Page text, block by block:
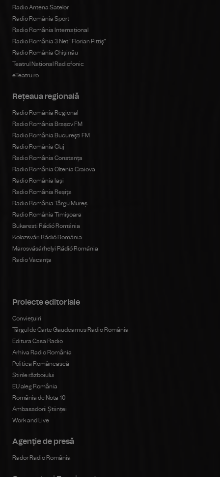
Radio Antena Satelor
Radio România Sport
Radio România Internațional
Radio România 3 Net "Florian Pittiş"
Radio România Chișinău
Teatrul Național Radiofonic
eTeatru.ro
Rețeaua regională
Radio România Regional
Radio România Brașov FM
Radio România Bucureşti FM
Radio România Cluj
Radio România Constanța
Radio România Oltenia Craiova
Radio România Iași
Radio România Reșița
Radio România Târgu Mureș
Radio România Timișoara
Bukaresti Rádió Románia
Kolozsvári Rádió Románia
Marosvásárhelyi Rádió Románia
Radio Vacanța
Proiecte editoriale
Conviețuiri
Târgul de Carte Gaudeamus Radio România
Editura Casa Radio
Arhiva Radio România
Politica Românească
Știrile războiului
EU aleg România
România de Nota 10
Ambasadorii Științei
Work and Live
Agenţie de presă
Rador Radio România